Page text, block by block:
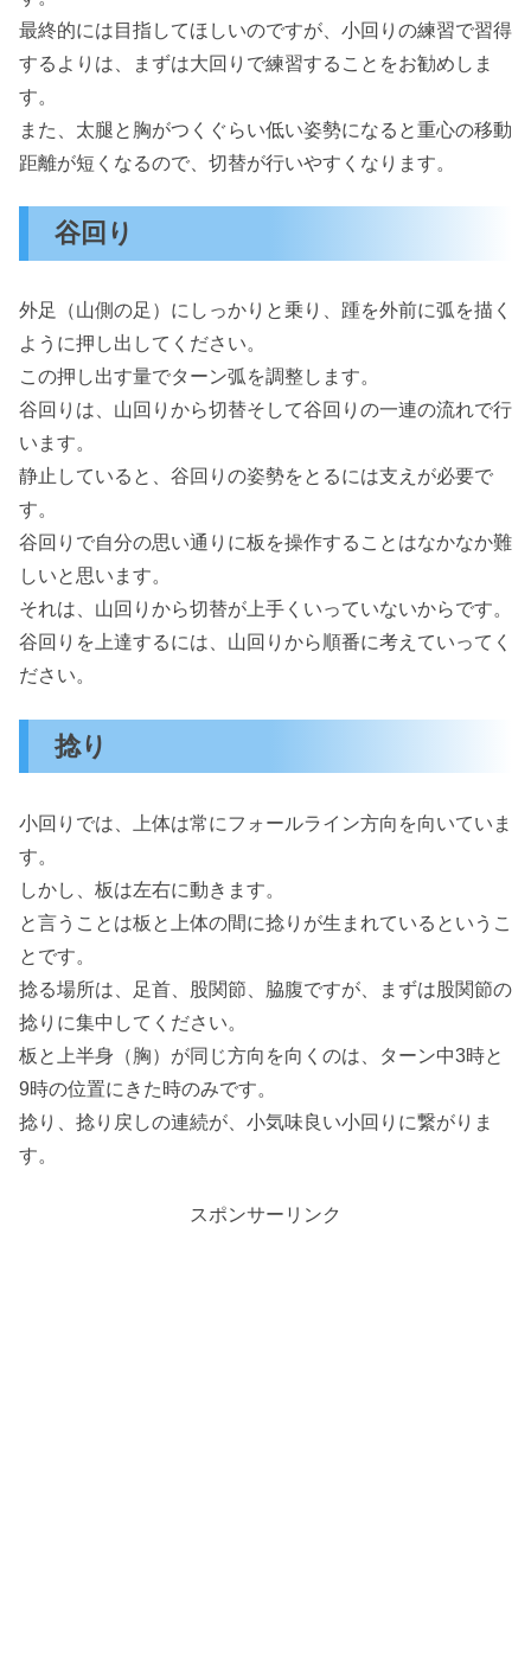
最終的には目指してほしいのですが、小回りの練習で習得
するよりは、まずは大回りで練習することをお勧めしま
す。
また、太腿と胸がつくぐらい低い姿勢になると重心の移動
距離が短くなるので、切替が行いやすくなります。
谷回り
外足（山側の足）にしっかりと乗り、踵を外前に弧を描く
ように押し出してください。
この押し出す量でターン弧を調整します。
谷回りは、山回りから切替そして谷回りの一連の流れで行
います。
静止していると、谷回りの姿勢をとるには支えが必要で
す。
谷回りで自分の思い通りに板を操作することはなかなか難
しいと思います。
それは、山回りから切替が上手くいっていないからです。
谷回りを上達するには、山回りから順番に考えていってく
ださい。
捻り
小回りでは、上体は常にフォールライン方向を向いていま
す。
しかし、板は左右に動きます。
と言うことは板と上体の間に捻りが生まれているというこ
とです。
捻る場所は、足首、股関節、脇腹ですが、まずは股関節の
捻りに集中してください。
板と上半身（胸）が同じ方向を向くのは、ターン中3時と
9時の位置にきた時のみです。
捻り、捻り戻しの連続が、小気味良い小回りに繋がりま
す。
スポンサーリンク